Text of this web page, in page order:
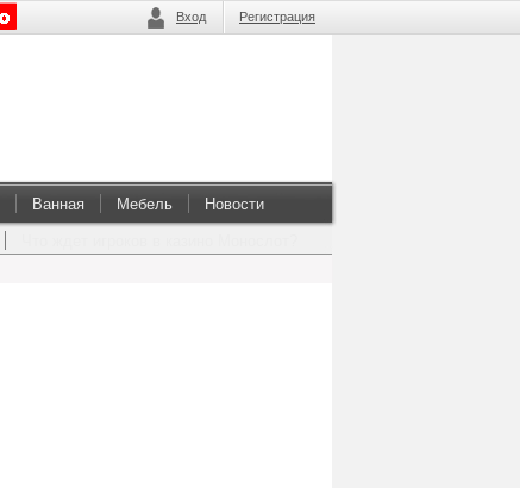
Вход Регистрация
Ванная Мебель Новости